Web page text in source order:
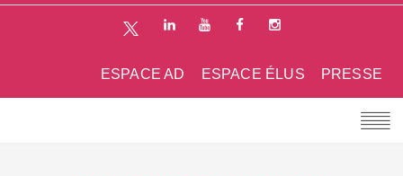
PRESSE
ESPACE ÉLUS
ESPACE AD